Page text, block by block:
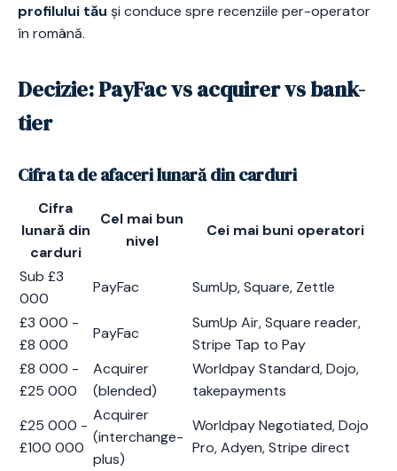
profilului tău și conduce spre recenziile per-operator
în română.
Decizie: PayFac vs acquirer vs bank-
tier
Cifra ta de afaceri lunară din carduri
Cifra
lunară din
carduri
Cel mai bun
nivel
Cei mai buni operatori
Sub £3
000
PayFac
SumUp, Square, Zettle
£3 000 -
£8 000
PayFac
SumUp Air, Square reader,
Stripe Tap to Pay
£8 000 -
£25 000
Acquirer
(blended)
Worldpay Standard, Dojo,
takepayments
£25 000 -
£100 000
Acquirer
(interchange-
plus)
Worldpay Negotiated, Dojo
Pro, Adyen, Stripe direct